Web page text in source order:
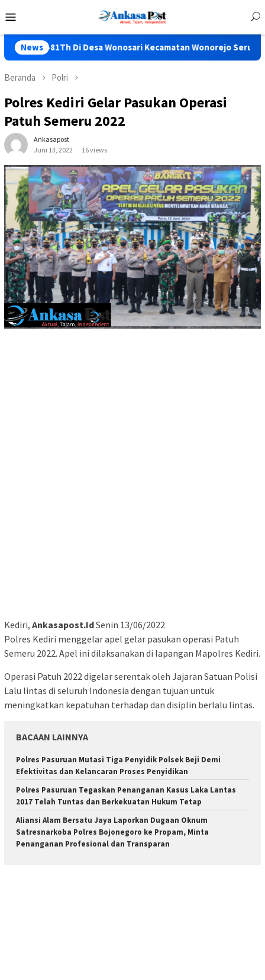
ke
Mobile
News
Di Desa Wonosari Kecamatan Wonorejo Seru Bos…..
Beranda Polri
Polres Kediri Gelar Pasukan Operasi
Patuh Semeru 2022
Ankasapost
Juni 13, 2022
16 views
Kediri, Ankasapost.IdSenin 13/06/2022
Polres Kediri menggelar apel gelar pasukan operasi Patuh
Semeru 2022. Apel ini dilaksanakan di lapangan Mapolres Kediri.
Operasi Patuh 2022 digelar serentak oleh Jajaran Satuan Polisi
Lalu lintas di seluruh Indonesia dengan tujuan untuk
meningkatkan kepatuhan terhadap dan disiplin berlalu lintas.
BACAAN LAINNYA
Polres Pasuruan Mutasi Tiga Penyidik Polsek Beji Demi
Efektivitas dan Kelancaran Proses Penyidikan
Polres Pasuruan Tegaskan Penanganan Kasus Laka Lantas
2017 Telah Tuntas dan Berkekuatan Hukum Tetap
Aliansi Alam Bersatu Jaya Laporkan Dugaan Oknum
Satresnarkoba Polres Bojonegoro ke Propam, Minta
Penanganan Profesional dan Transparan